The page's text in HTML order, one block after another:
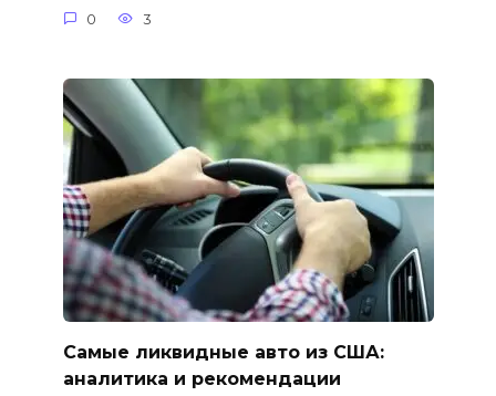
0 3
Самые ликвидные авто из США:
аналитика и рекомендации